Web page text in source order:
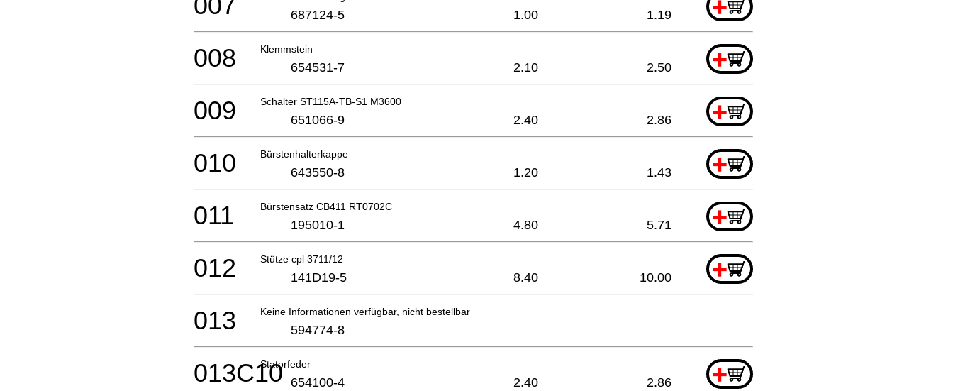
+
687124-5 1.00 1.19
Klemmstein +
008 654531-7 2.10 2.50
Schalter ST115A-TB-S1 M3600 +
009 651066-9 2.40 2.86
Bürstenhalterkappe +
010 643550-8 1.20 1.43
Bürstensatz CB411 RT0702C +
011 195010-1 4.80 5.71
Stütze cpl 3711/12 +
012 141D19-5 8.40 10.00
Keine Informationen verfügbar, nicht bestellbar
013 594774-8
Statorfeder +
013C10 654100-4 2.40 2.86